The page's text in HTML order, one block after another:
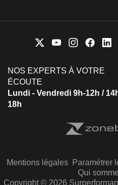
NOS EXPERTS À VOTRE
ÉCOUTE
Lundi - Vendredi 9h-12h /
18h
Mentions légales Paramétrer
Qui
Copyright © 2026